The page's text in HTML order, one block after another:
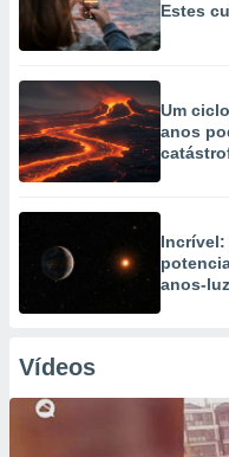
Estes
Um
anos
anos-
Vídeos